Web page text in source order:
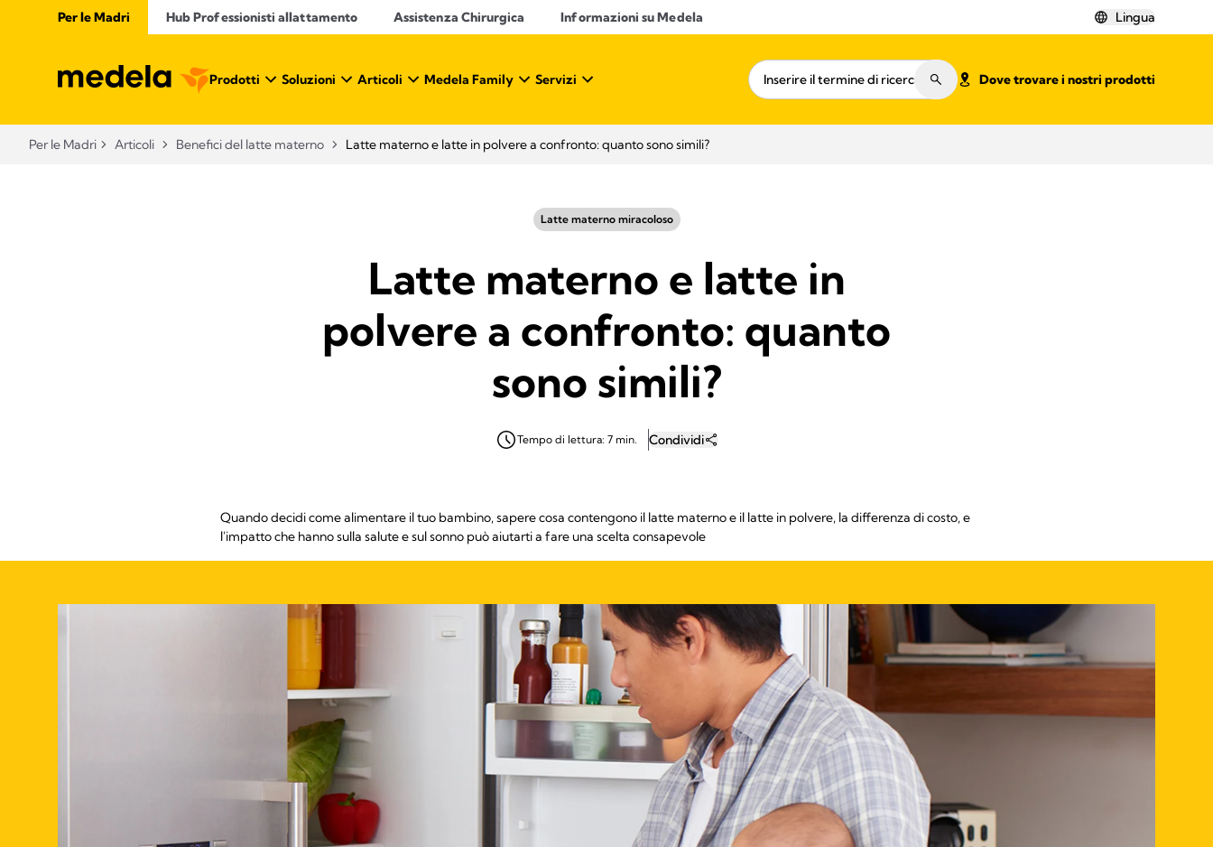
Per le Madri Hub Professionisti allattamento​ Assistenza Chirurgica Informazioni su Medela Lingua
Prodotti Soluzioni Articoli Medela Family Servizi Dove trovare i nostri prodotti
Per le Madri Articoli Benefici del latte materno​ Latte materno e latte in polvere a confronto: quanto sono simili?
Latte materno miracoloso
Latte materno e latte in
polvere a confronto: quanto
sono simili?
Tempo di lettura: 7 min. Condividi
Quando decidi come alimentare il tuo bambino, sapere cosa contengono il latte materno e il latte in polvere, la differenza di costo, e
l'impatto che hanno sulla salute e sul sonno può aiutarti a fare una scelta consapevole